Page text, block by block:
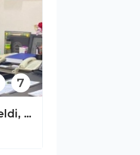
Esnaf kredi limitleri yükseldi, vade süreleri uzatıldı!
7